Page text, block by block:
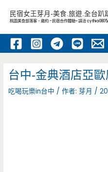
內
民宿女王芽月-美食.旅遊.全台趴
桃園美食部落客，邀約 -民宿合作體驗~ 請洽
台中-金典酒店亞歐
吃喝玩樂in台中 / 作者:芽月 /